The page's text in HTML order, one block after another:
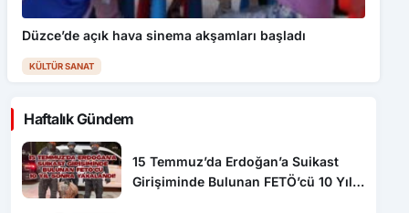
Düzce’de açık hava sinema akşamları başladı
KÜLTÜR SANAT
Haftalık Gündem
15 Temmuz’da Erdoğan’a Suikast
Girişiminde Bulunan FETÖ’cü 10 Yıl